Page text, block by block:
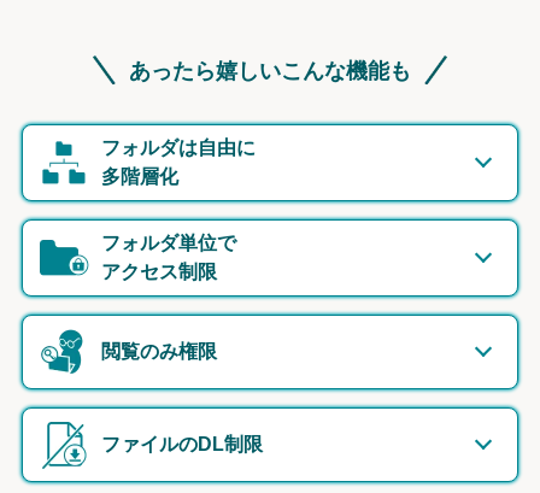
あったら嬉しいこんな機能も
フォルダは自由に
多階層化
フォルダ単位で
アクセス制限
閲覧のみ権限
ファイルのDL制限